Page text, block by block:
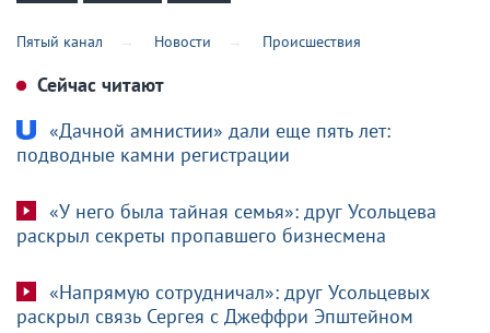
Пятый канал Новости Происшествия
Сейчас читают
«Дачной амнистии» дали еще пять лет:
подводные камни регистрации
«У него была тайная семья»: друг Усольцева
раскрыл секреты пропавшего бизнесмена
«Напрямую сотрудничал»: друг Усольцевых
раскрыл связь Сергея с Джеффри Эпштейном